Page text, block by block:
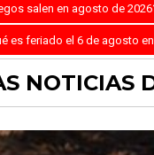
salen en agosto de
es feriado el 6 de agosto
NOTICIAS